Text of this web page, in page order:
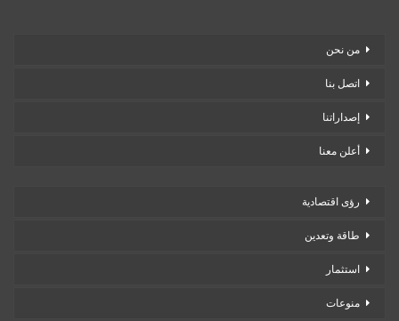
من نحن
اتصل بنا
إصداراتنا
أعلن معنا
رؤى اقتصادية
طاقة وتعدين
استثمار
منوعات